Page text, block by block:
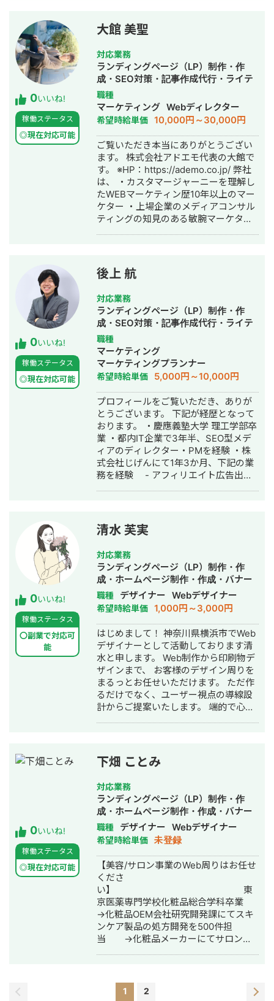
で10万アクセス集める ・月次10万円の
メディアやWikipediaからの被リンクの
獲得を実現 ・仮想通貨領域でビッグキ
ーワードの「Web3」や「dao」等で検
索結果1ページ目達成
ください。
0いいね!
稼働ステータス
◎現在対応可能
大館 美聖
対応業務
ランディングページ（LP）制作・作
成・SEO対策・記事作成代行・ライテ
ィング・ホームページ制作・作成・オ
ウンドメディア制作・構築・運用代
行・動画制作・動画編集
職種
マーケティング Webディレクター
希望時給単価 10,000円～30,000円
ご覧いただき本当にありがとうござい
ます。 株式会社アドエモ代表の大館で
す。 ※HP：https://ademo.co.jp/ 弊社
は、 ・カスタマージャーニーを理解し
たWEBマーケティン歴10年以上のマー
ケター ・上場企業のメディアコンサル
ティングの知見のある敏腕マーケター
寄り添った、臨機応変な対応と小回り
が利く運用体制 を強みとして、とにか
くお客様と伴走していきながらエンド
ユーザーにまで貢献していくことを徹
底し、毎日楽しく取り組んでおりま
す！ -------------------------------
◆SEO歴8年 ◆HP改善 └CPA14.2％削
減 └ROAS27％増加 ◆弁護士法人様
└内製化着手後、1ヶ月でライティング
スキル習得 ◆WEBマーケティング会社
様 └スピリチュアルジャンルでセッシ
ョン数36,183/月 └複数のスピリチュ
アル事業者様の集客媒体を実現 ◆パー
ソナルトレーニングジムメディア様
└6,032→19,067PV、平均掲載順位
17→11.4位 ◆サイト制作事業者様 └ア
フィリエイトサイト複数展開で月866
万円達成 ◆VODメディア（成果報酬
型） └月間PV数：30万PV 成果実績
数：18万PV 成果実績数：2000件 売
上：月600万円 ◆スマホゲームメディ
ア（成果報酬型） └月間PV数：150万
PV 成果実績数：4000件 売上：月100
万円 ◆除毛メディア（成果報酬型） └
月間PV数：25万PV 成果実績数：1200
件 売上：月300万円 ◆男性コンプレッ
クスメディア（成果報酬型） └月間PV
数：90万PV 成果実績数：400件 売
上：月100万円 ◆ヘアスタイルメディ
ア（成果報酬型） └月間PV数：60万
PV 成果実績数：-売上：月20万円 ----
--------------------------- オウンド
メディア構築支援・代行をメインに ・
コンサルティング ・マーケティング支
援 ・HP制作 ・動画編集 ・画像制作 ・
広告運用 等もお受けしクライアント様
0いいね!
稼働ステータス
◎現在対応可能
後上 航
対応業務
ランディングページ（LP）制作・作
成・SEO対策・記事作成代行・ライテ
ィング・ホームページ制作・作成・バ
ナー制作・デザイン・リスティング広
告運用代行・オウンドメディア制作・
構築・運用代行
職種
マーケティング
マーケティングプランナー
希望時給単価 5,000円～10,000円
プロフィールをご覧いただき、ありが
とうございます。 下記が経歴となって
おります。 ・慶應義塾大学 理工学部卒
業 ・都内IT企業で3年半、SEO型メデ
ィアのディレクター・PMを経験 ・株
式会社じげんにて1年3か月、下記の業
務を経験 - アフィリエイト広告出稿
推進を経験 - 市場調査・業界選定・
営業リスト作成（toB営業） -
Google Spreadsheetを用いた業務効
率化 ・4年ほど自身の法人でWebマー
ケティングに関する下記業務を経験
- Web広告（Meta、Googleリスティ
ング）運用 - LP制作・LPO - コン
テンツSEOのディレクター・PM業務
- マーケティング施策の統括・PM業
務 "事実"と"数字"を精緻に把握し、堅
く利益が上がるWeb施策をご提案いた
します。 ご相談の際は下記のLINEまで
ご連絡ください。
http://works.do/53RFbvO
0いいね!
稼働ステータス
〇副業で対応可
能
清水 芙実
対応業務
ランディングページ（LP）制作・作
成・ホームページ制作・作成・バナー
制作・デザイン・ロゴデザイン・作成
職種 デザイナー Webデザイナー
希望時給単価 1,000円～3,000円
はじめまして！ 神奈川県横浜市でWeb
デザイナーとして活動しております清
水と申します。 Web制作から印刷物デ
ザインまで、 お客様のデザイン周りを
まるっとお任せいただけます。 ただ作
るだけでなく、ユーザー視点の導線設
計からご提案いたします。 端的で心地
任せいただけるよう心がけています。
「相談しやすい」「やり取りがスムー
ズ」と感じていただけるよう、丁寧な
対応を大切にしています。 ポートフォ
リオ https://harenohi-
design23.studio.site/ Instagram
https://www.instagram.com/
0いいね!
稼働ステータス
◎現在対応可能
下畑 ことみ
対応業務
ランディングページ（LP）制作・作
成・ホームページ制作・作成・バナー
制作・デザイン・ロゴデザイン・作
成・動画制作・動画編集
職種 デザイナー Webデザイナー
希望時給単価 未登録
【美容/サロン事業のWeb周りはお任せ
くださ
い】 東
京医薬専門学校化粧品総合学科卒業
→化粧品OEM会社研究開発課にてスキ
ンケア製品の処方開発を500件担
当 →化粧品メーカーにてサロン専
る →フリーラ
1 2